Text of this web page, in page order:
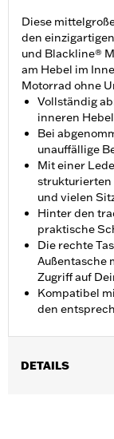
Diese
den
und Blackline®
am Hebel im
Motorrad ohne
Vollständig
inneren Hebel
Bei
unauffällige
Mit einer
strukturierten
und vielen
Hinter den
praktische
Die rechte
Außentasche
Zugriff auf
Kompatibel
den
DETAILS